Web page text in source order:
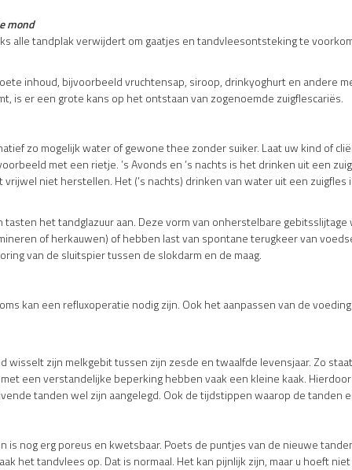
mond
alle tandplak verwijdert om gaatjes en tandvleesontsteking te
inhoud, bijvoorbeeld vruchtensap, siroop, drinkyoghurt en andere
is er een grote kans op het ontstaan van zogenoemde zuigflescariës.
zo mogelijk water of gewone thee zonder suiker. Laat uw kind of
met een rietje. ’s Avonds en ’s nachts is het drinken uit een
niet herstellen. Het (’s nachts) drinken van water uit een zuigfles
tasten het tandglazuur aan. Deze vorm van onherstelbare
of herkauwen) of hebben last van spontane terugkeer van
van de sluitspier tussen de slokdarm en de maag.
kan een refluxoperatie nodig zijn. Ook het aanpassen van de
zijn melkgebit tussen zijn zesde en twaalfde levensjaar. Zo
een verstandelijke beperking hebben vaak een kleine kaak.
tanden wel zijn aangelegd. Ook de tijdstippen waarop de tanden
is nog erg poreus en kwetsbaar. Poets de puntjes van de nieuwe
het tandvlees op. Dat is normaal. Het kan pijnlijk zijn, maar u hoeft